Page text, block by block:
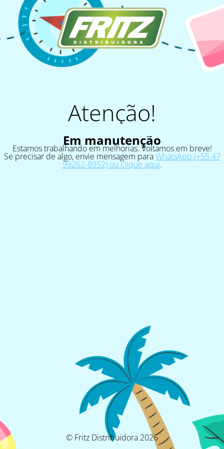
Atenção!
Em manutenção
Estamos trabalhando em melhorias. Voltamos em breve!
Se precisar de algo, envie mensagem paraWhatsApp (+55 47
99262-8952) ou clique aqui.
© Fritz Distribuidora 2026